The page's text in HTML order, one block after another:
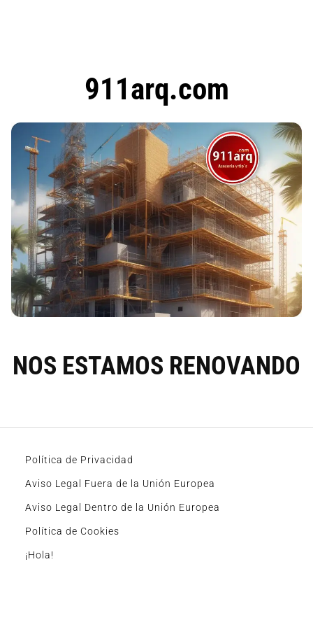
911arq.com
NOS ESTAMOS RENOVANDO
Política de Privacidad
Aviso Legal Fuera de la Unión Europea
Aviso Legal Dentro de la Unión Europea
Política de Cookies
¡Hola!